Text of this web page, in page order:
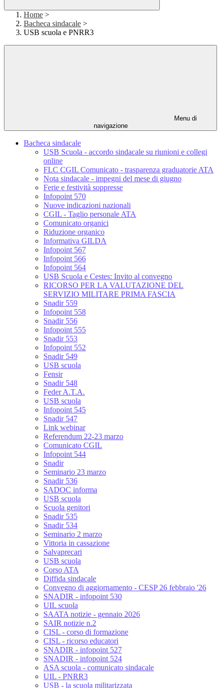
Home >
Bacheca sindacale >
USB scuola e PNRR3
Menu di
navigazione
Bacheca sindacale
USB Scuola - accordo sindacale su riunioni e collegi
online
FLC CGIL Comunicato - trasparenza graduatorie ATA
Nota sindacale - impegni del mese di giugno
Ferie e festività soppresse
Infopoint 570
Nuove indicazioni nazionali
CGIL - Taglio personale ATA
Comunicato organici
Riduzione organico
Informativa GILDA
Infopoint 567
Infopoint 566
Infopoint 564
USB Scuola e Cestes: Invito al convegno
RICORSO PER LA VALUTAZIONE DEL
SERVIZIO MILITARE PRIMA FASCIA
Snadir 559
Infopoint 558
Snadir 556
Infopoint 555
Snadir 553
Infopoint 552
Snadir 549
USB scuola
Fensir
Snadir 548
Feder A.T.A.
USB scuola
Infopoint 545
Snadir 547
Link webinar
Referendum 22-23 marzo
Comunicato CGIL
Infopoint 544
Snadir
Seminario 23 marzo
Snadir 536
SADOC informa
USB scuola
Scuola genitori
Snadir 535
Snadir 534
Seminario 2 marzo
Vittoria in cassazione
Salvaprecari
USB scuola
Corso ATA
Diffida sindacale
Convegno di aggiornamento - CESP 26 febbraio '26
SNADIR - infopoint 530
UIL scuola
SAATA notizie - gennaio 2026
SAIR notizie n.2
CISL - corso di formazione
CISL - ricorso educatori
SNADIR - infopoint 527
SNADIR - infopoint 524
ASA scuola - comunicato sindacale
UIL - PNRR3
USB - la scuola militarizzata